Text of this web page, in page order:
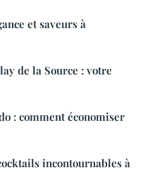
et saveurs à
de la Source : votre
: comment économiser
incontournables à